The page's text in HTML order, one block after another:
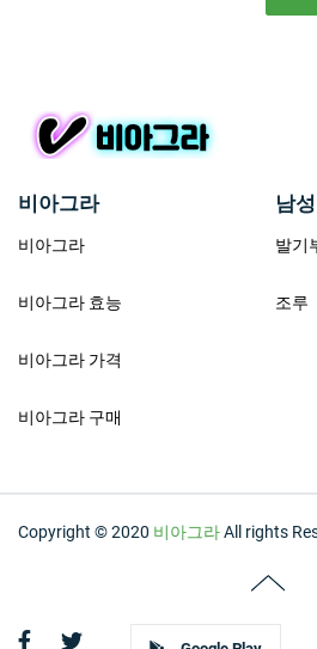
비아그라
비아그라
비아그라 효능
비아그라 가격
비아그라 구매
남
발기
조루
Copyright © 2020 비아그라All rights